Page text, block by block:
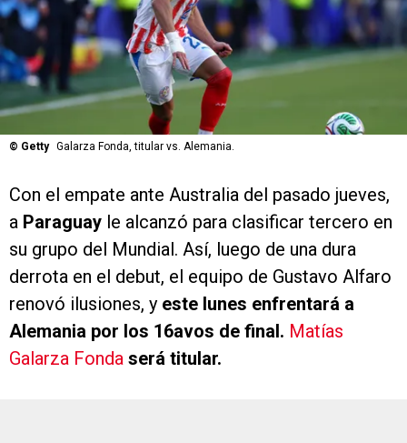
© Getty Galarza Fonda, titular vs. Alemania.
Con el empate ante Australia del pasado jueves,
a Paraguay le alcanzó para clasificar tercero en
su grupo del Mundial. Así, luego de una dura
derrota en el debut, el equipo de Gustavo Alfaro
renovó ilusiones, y este lunes enfrentará a
Alemania por los 16avos de final. Matías
Galarza Fonda será titular.